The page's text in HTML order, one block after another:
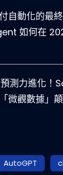
自動化的最
如何在
測力進化！
微觀數據」
AutoGPT